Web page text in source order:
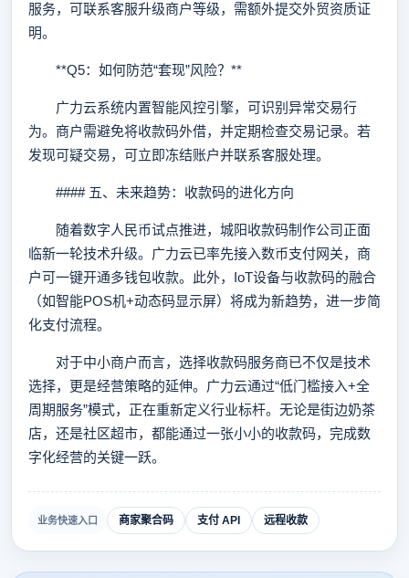
服务，可联系客服升级商户等级，需额外提交外贸资质证
明。
**Q5：如何防范“套现”风险？**
广力云系统内置智能风控引擎，可识别异常交易行
为。商户需避免将收款码外借，并定期检查交易记录。若
发现可疑交易，可立即冻结账户并联系客服处理。
#### 五、未来趋势：收款码的进化方向
随着数字人民币试点推进，城阳收款码制作公司正面
临新一轮技术升级。广力云已率先接入数币支付网关，商
户可一键开通多钱包收款。此外，IoT设备与收款码的融合
（如智能POS机+动态码显示屏）将成为新趋势，进一步简
化支付流程。
对于中小商户而言，选择收款码服务商已不仅是技术
选择，更是经营策略的延伸。广力云通过“低门槛接入+全
周期服务”模式，正在重新定义行业标杆。无论是街边奶茶
店，还是社区超市，都能通过一张小小的收款码，完成数
字化经营的关键一跃。
业务快速入口 商家聚合码 支付 API 远程收款